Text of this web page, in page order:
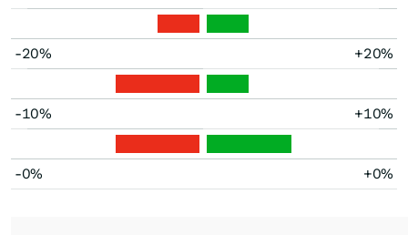
-20% +20%
-10% +10%
-0% +0%